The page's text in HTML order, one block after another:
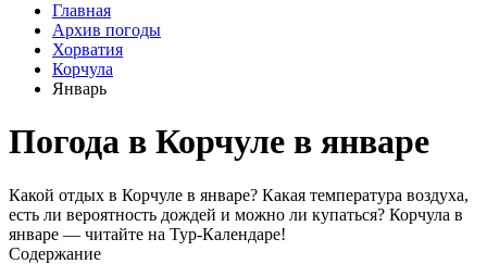
Главная
Архив погоды
Хорватия
Корчула
Январь
Погода в Корчуле в январе
Какой отдых в Корчуле в январе? Какая температура воздуха,
есть ли вероятность дождей и можно ли купаться? Корчула в
январе — читайте на Тур-Календаре!
Содержание